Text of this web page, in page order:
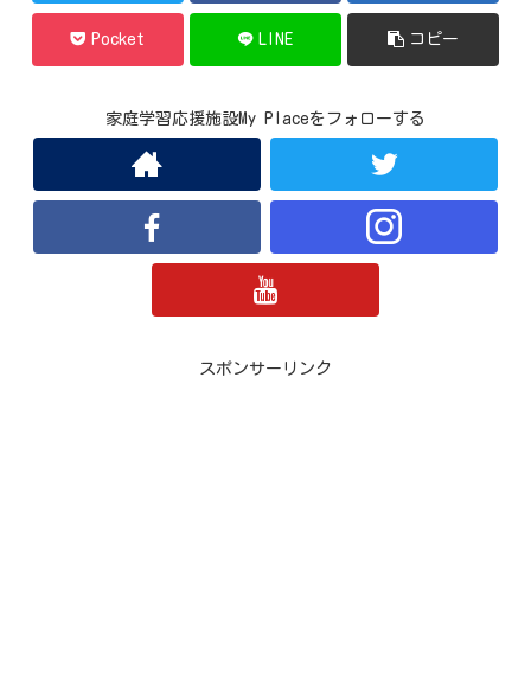
Pocket LINE コピー
家庭学習応援施設My Placeをフォローする
スポンサーリンク